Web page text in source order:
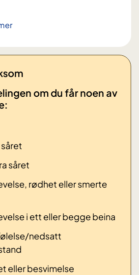
om du får noen av
såret
rødhet eller smerte
i ett eller begge beina
nedsatt
eller besvimelse